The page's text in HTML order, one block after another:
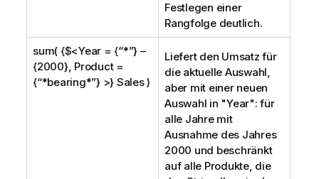
Festlegen einer
Rangfolge deutlich.
sum( {$<Year = {“*”} –
{2000}, Product =
{“*bearing*”} >} Sales )
Liefert den Umsatz für
die aktuelle Auswahl,
aber mit einer neuen
Auswahl in "Year": für
alle Jahre mit
Ausnahme des Jahres
2000 und beschränkt
auf alle Produkte, die